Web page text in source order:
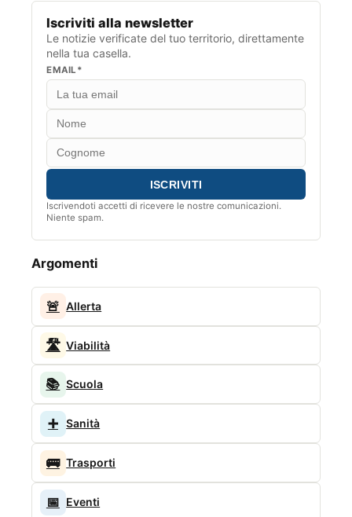
Iscriviti alla newsletter
Le notizie verificate del tuo territorio, direttamente
nella tua casella.
EMAIL*
Iscrivendoti accetti di ricevere le nostre comunicazioni.
Niente spam.
Argomenti
🚨 Allerta
🛣️ Viabilità
📚 Scuola
➕ Sanità
🚌 Trasporti
📅 Eventi